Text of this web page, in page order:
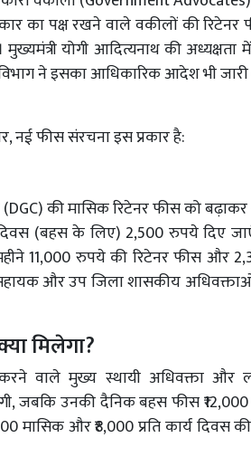
का पक्ष रखने वाले वकीलों की रिटेनर
योगी आदित्यनाथ की अध्यक्षता
ने इसका आधिकारिक आदेश भी
नई फीस संरचना इस प्रकार है:
की मासिक रिटेनर फीस को
(बहस के लिए) 2,500 रुपये दिए
11,000 रुपये की रिटेनर फीस और
और उप जिला शासकीय
मिलेगा?
वाले मुख्य स्थायी अधिवक्ता और
जबकि उनकी दैनिक बहस फीस
मासिक और ₹8,000 प्रति कार्य दिवस